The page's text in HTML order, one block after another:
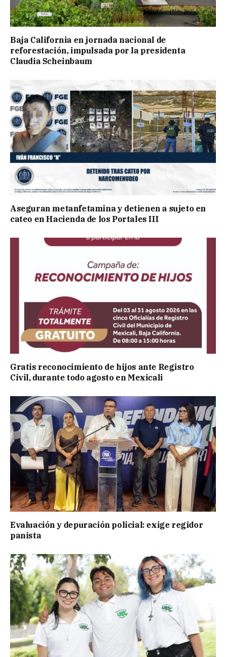
Baja California en jornada nacional de
reforestación, impulsada por la presidenta
Claudia Scheinbaum
Aseguran metanfetamina y detienen a sujeto en
cateo en Hacienda de los Portales III
Gratis reconocimiento de hijos ante Registro
Civil, durante todo agosto en Mexicali
Evaluación y depuración policial: exige regidor
panista